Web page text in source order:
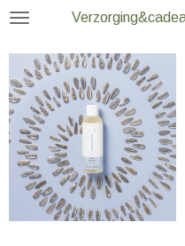
Ga
naar
de
hoofdinhoud